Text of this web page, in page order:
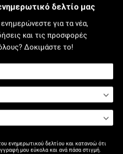
δελτίο μας
για τα νέα,
και τις προσφορές
Δοκιμάστε το!
ενημερωτικού δελτίου και κατανοώ ότι
μου εύκολα και ανά πάσα στιγμή.